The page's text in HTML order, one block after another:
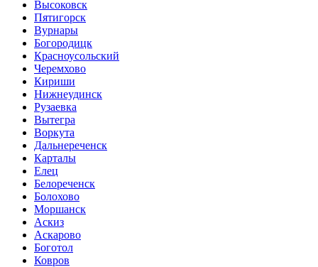
Высоковск
Пятигорск
Вурнары
Богородицк
Красноусольский
Черемхово
Кириши
Нижнеудинск
Рузаевка
Вытегра
Воркута
Дальнереченск
Карталы
Елец
Белореченск
Болохово
Моршанск
Аскиз
Аскарово
Боготол
Ковров